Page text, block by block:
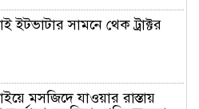
ইটভাটার সামনে থেক ট্রাক্টর
মসজিদে যাওয়ার রাস্তায়